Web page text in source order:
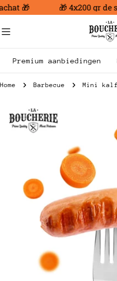
Ga
inhoud
🎁 🎁 4x200 gr de
Premium aanbiedingen
Home Barbecue Mini
naar
productinformatie
media 0 in modale modus